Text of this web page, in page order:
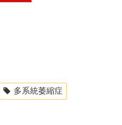
多系統萎縮症